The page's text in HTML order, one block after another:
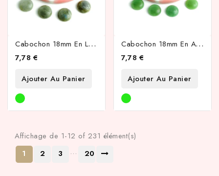
C
Abochon 18mm En Labradorite Naturelle
7,78 €
Ajouter Au Panier
C
Abochon 18mm En Aventurine Naturelle
7,78 €
Ajouter Au Panier
Affichage de 1-12 of 231 élément(s)
1
2 3 … 20